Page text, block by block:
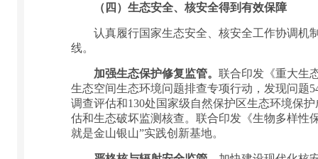
（四）生态安全、核安全得到有效保障
认真履行国家生态安全、核安全工作协调机制
线。
加强生态保护修复监管。 联合印发《重大生
生态空间生态环境问题排查专项行动，发现问题
调查评估和130处国家级自然保护区生态环境保
估和生态破坏监测核查。联合印发《生物多样性
就是金山银山”实践创新基地。